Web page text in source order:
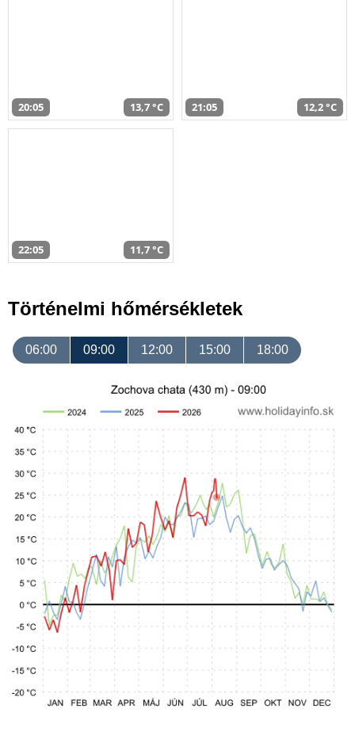
20:05 13,7 °C 21:05 12,2 °C
22:05 11,7 °C
Történelmi hőmérsékletek
06:00 09:00 12:00 15:00 18:00